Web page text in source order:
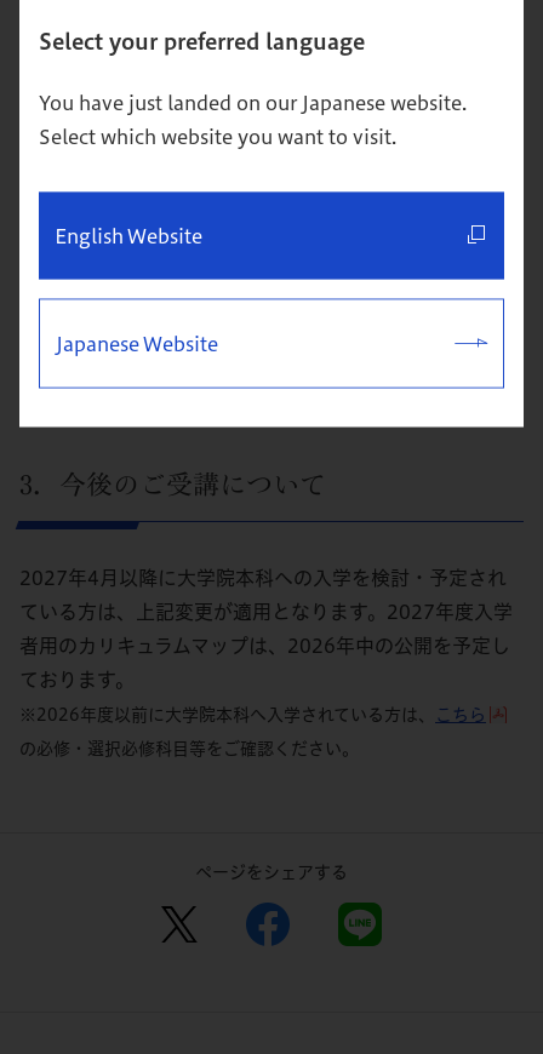
Select your preferred language
You have just landed on our Japanese website.
Select which website you want to visit.
English Website
Japanese Website
ファイナンスの全体像（フレームワークや分析手法）を理
解しており、
かつ実務においてファイナンスを用いた分析や意思決定を
・資格：CFA、CMA、プロフェッショナルCFO検定
務、事業会社の経営企画、財務部門、広報（IR）部門で
ファイナンス業務に関与した経験が3年以上ある方
3．今後のご受講について
2027年4月以降に大学院本科への入学を検討・予定され
ている方は、上記変更が適用となります。2027年度入学
者用のカリキュラムマップは、2026年中の公開を予定し
ております。
※2026年度以前に大学院本科へ入学されている方は、
こちら
の必修・選択必修科目等をご確認ください。
ページをシェアする